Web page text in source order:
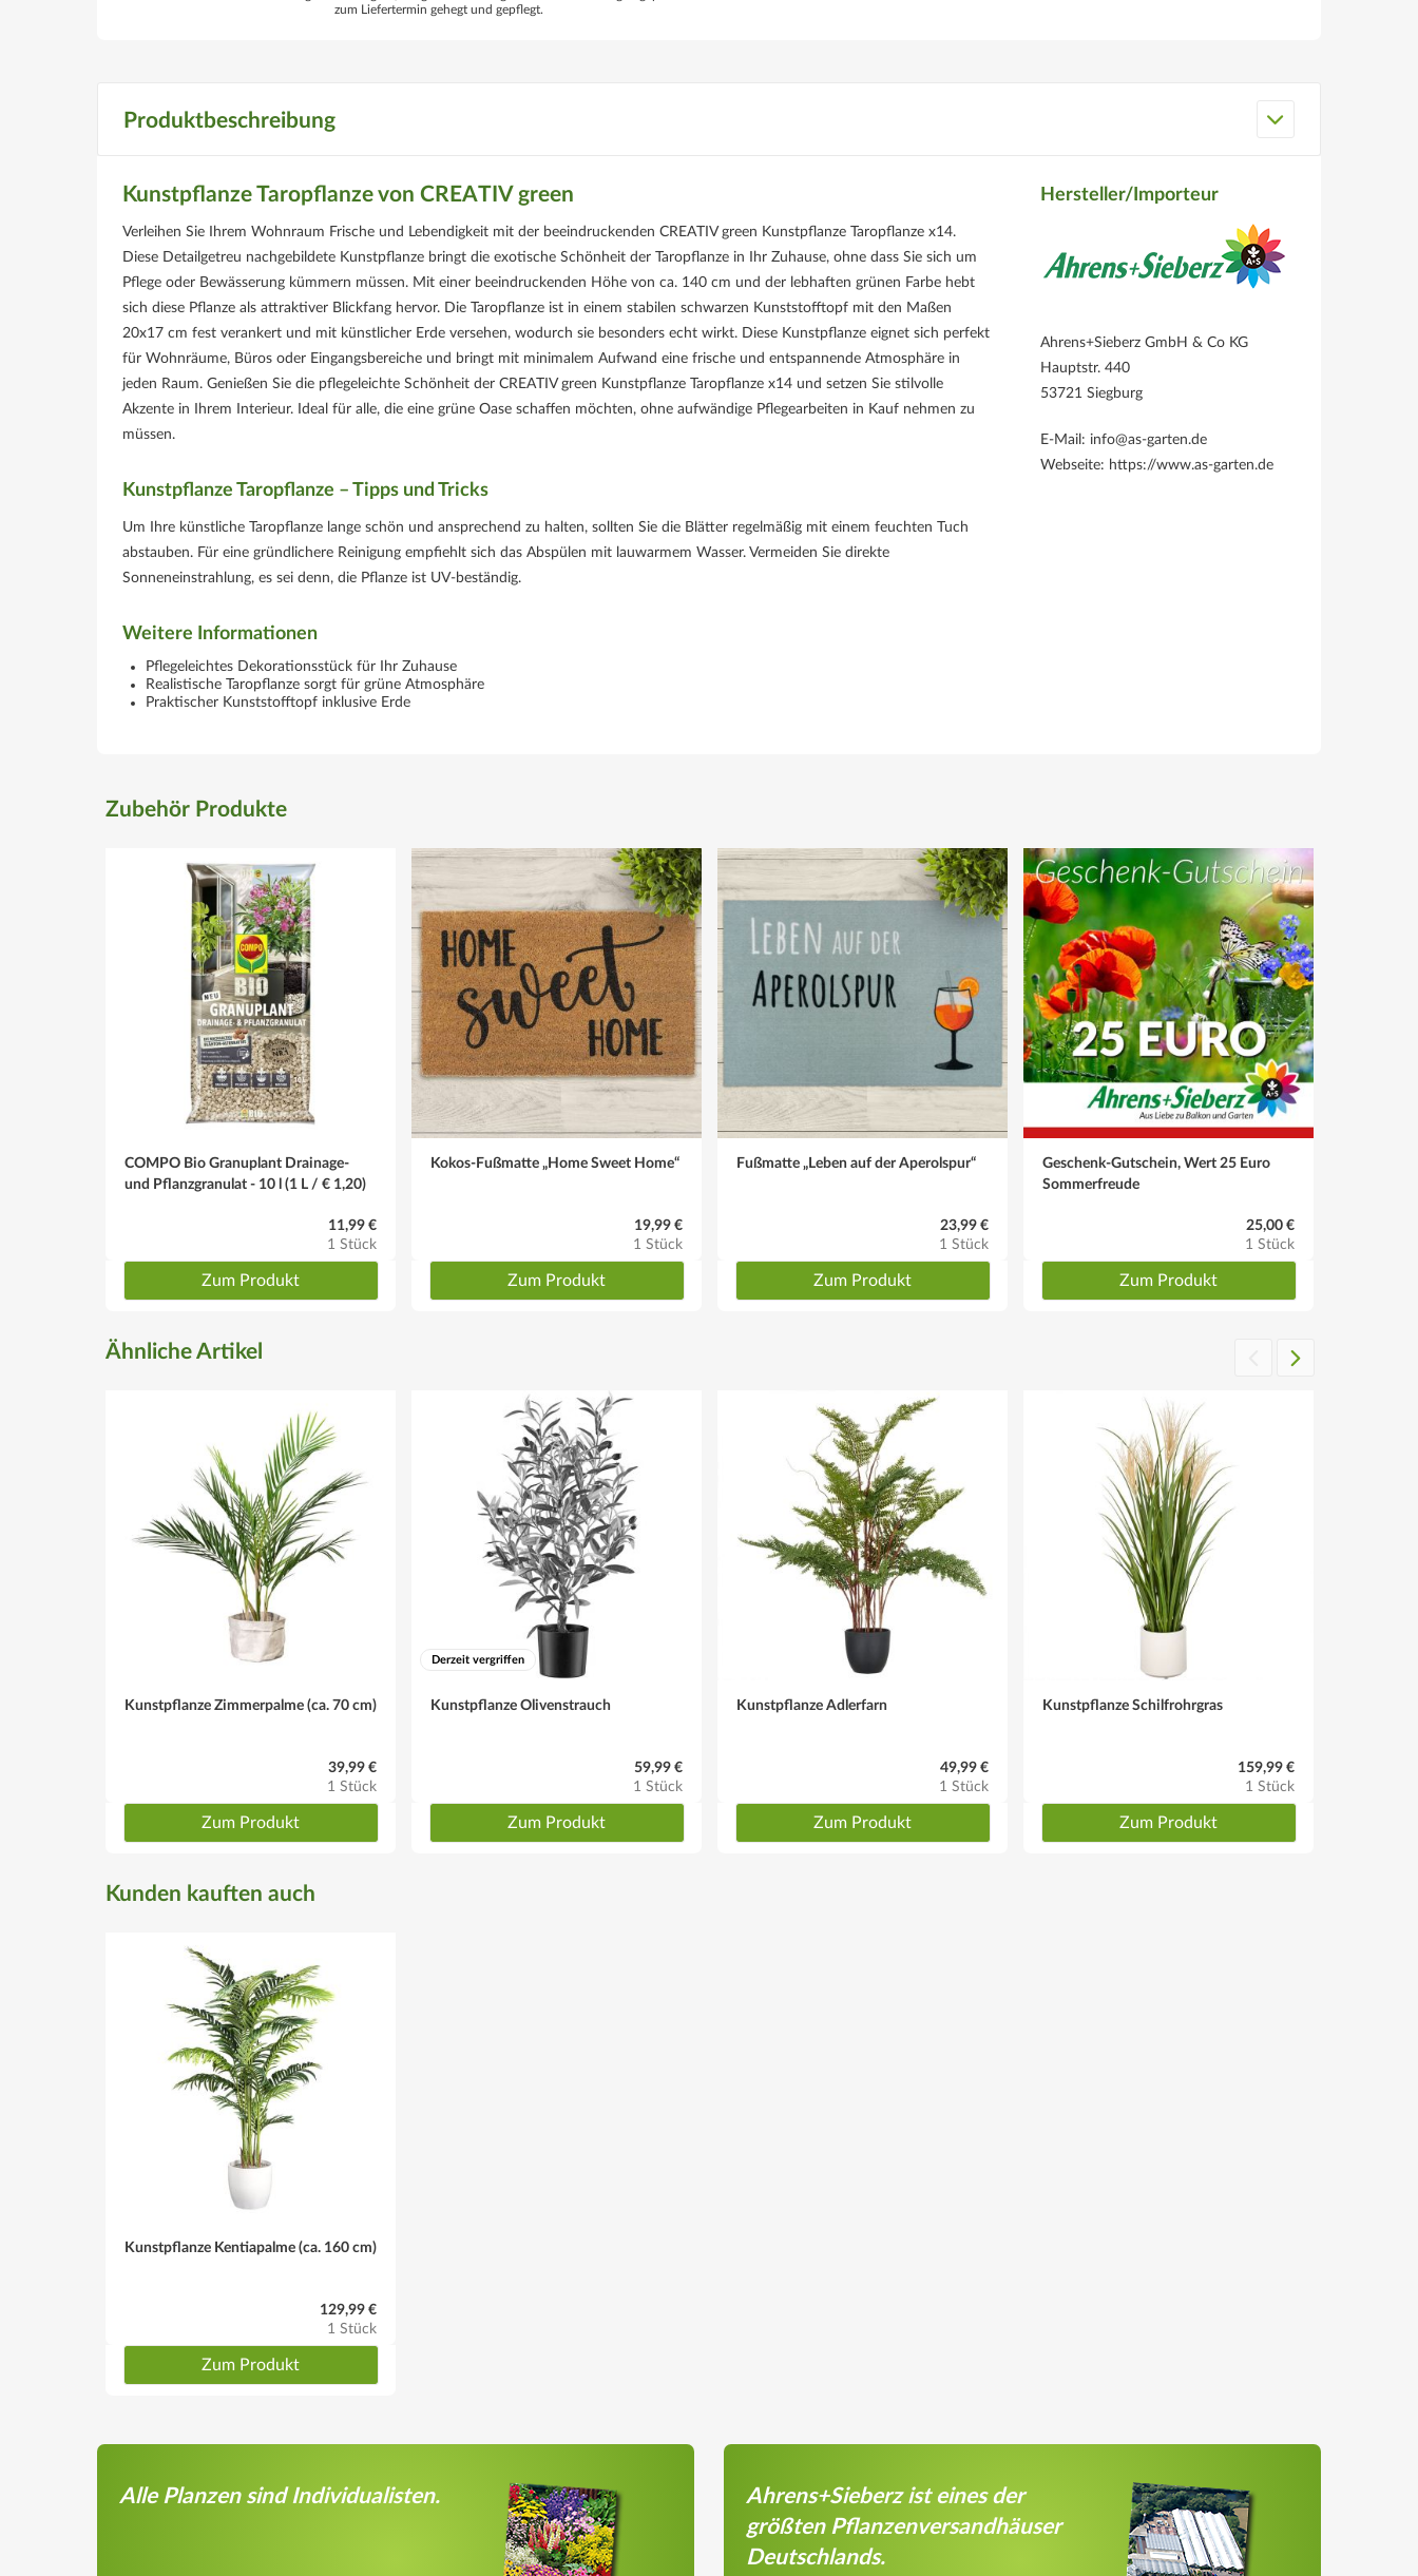
zum Liefertermin gehegt und gepflegt.
Produktbeschreibung
Kunstpflanze Taropflanze von CREATIV green
Verleihen Sie Ihrem Wohnraum Frische und Lebendigkeit mit der beeindruckenden CREATIV green Kunstpflanze Taropflanze x14.
Diese Detailgetreu nachgebildete Kunstpflanze bringt die exotische Schönheit der Taropflanze in Ihr Zuhause, ohne dass Sie sich um
Pflege oder Bewässerung kümmern müssen. Mit einer beeindruckenden Höhe von ca. 140 cm und der lebhaften grünen Farbe hebt
sich diese Pflanze als attraktiver Blickfang hervor. Die Taropflanze ist in einem stabilen schwarzen Kunststofftopf mit den Maßen
20x17 cm fest verankert und mit künstlicher Erde versehen, wodurch sie besonders echt wirkt. Diese Kunstpflanze eignet sich perfekt
für Wohnräume, Büros oder Eingangsbereiche und bringt mit minimalem Aufwand eine frische und entspannende Atmosphäre in
jeden Raum. Genießen Sie die pflegeleichte Schönheit der CREATIV green Kunstpflanze Taropflanze x14 und setzen Sie stilvolle
Akzente in Ihrem Interieur. Ideal für alle, die eine grüne Oase schaffen möchten, ohne aufwändige Pflegearbeiten in Kauf nehmen zu
müssen.
Kunstpflanze Taropflanze – Tipps und Tricks
Um Ihre künstliche Taropflanze lange schön und ansprechend zu halten, sollten Sie die Blätter regelmäßig mit einem feuchten Tuch
abstauben. Für eine gründlichere Reinigung empfiehlt sich das Abspülen mit lauwarmem Wasser. Vermeiden Sie direkte
Sonneneinstrahlung, es sei denn, die Pflanze ist UV-beständig.
Weitere Informationen
Pflegeleichtes Dekorationsstück für Ihr Zuhause
Realistische Taropflanze sorgt für grüne Atmosphäre
Praktischer Kunststofftopf inklusive Erde
Hersteller/Importeur
Ahrens+Sieberz GmbH & Co KG
Hauptstr. 440
53721 Siegburg
E-Mail: info@as-garten.de
Webseite: https://www.as-garten.de
Zubehör Produkte
COMPO Bio Granuplant Drainage-
und Pflanzgranulat - 10 l (1 L / € 1,20)
11,99 €
1 Stück
Zum Produkt
Kokos-Fußmatte „Home Sweet Home“
19,99 €
1 Stück
Zum Produkt
Fußmatte „Leben auf der Aperolspur“
23,99 €
1 Stück
Zum Produkt
Geschenk-Gutschein, Wert 25 Euro
Sommerfreude
25,00 €
1 Stück
Zum Produkt
Ähnliche Artikel
Kunstpflanze Zimmerpalme (ca. 70 cm)
39,99 €
1 Stück
Zum Produkt
Derzeit vergriffen
Kunstpflanze Olivenstrauch
59,99 €
1 Stück
Zum Produkt
Kunstpflanze Adlerfarn
49,99 €
1 Stück
Zum Produkt
Kunstpflanze Schilfrohrgras
159,99 €
1 Stück
Zum Produkt
Kunden kauften auch
Kunstpflanze Kentiapalme (ca. 160 cm)
129,99 €
1 Stück
Zum Produkt
Alle Planzen sind Individualisten.
Ahrens+Sieberz ist eines der
größten Pflanzenversandhäuser
Deutschlands.